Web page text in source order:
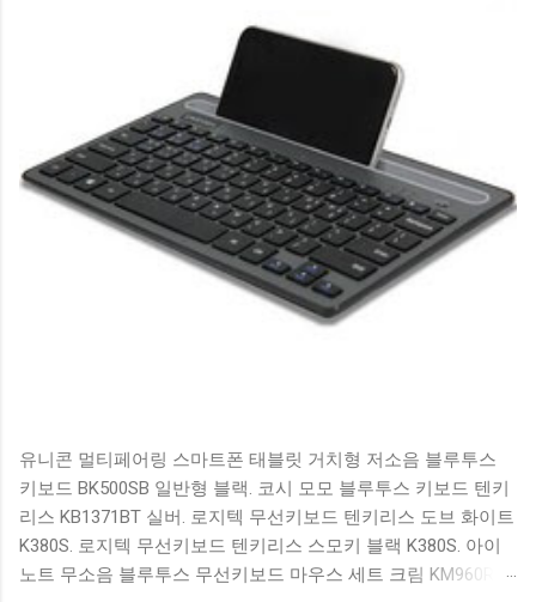
유니콘 멀티페어링 스마트폰 태블릿 거치형 저소음 블루투스
키보드 BK500SB 일반형 블랙. 코시 모모 블루투스 키보드 텐키
리스 KB1371BT 실버. 로지텍 무선키보드 텐키리스 도브 화이트
K380S. 로지텍 무선키보드 텐키리스 스모키 블랙 K380S. 아이
노트 무소음 블루투스 무선키보드 마우스 세트 크림 KM960RB